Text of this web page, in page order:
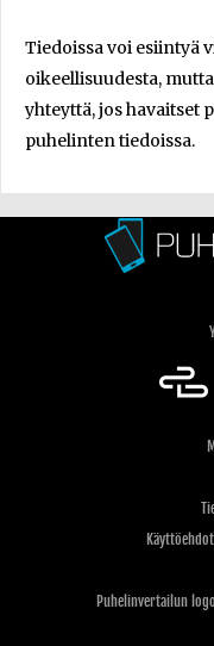
Tiedoissa voi esiintyä
oikeellisuudesta,
yhteyttä, jos havaitset
puhelinten tiedoissa.
Puhelinvertailun